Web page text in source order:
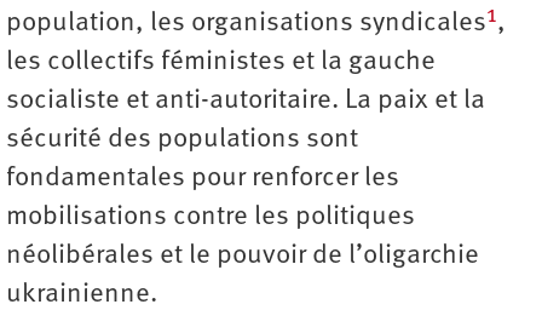
population, les organisations syndicales1,
les collectifs féministes et la gauche
socialiste et anti-autoritaire. La paix et la
sécurité des populations sont
fondamentales pour renforcer les
mobilisations contre les politiques
néolibérales et le pouvoir de l’oligarchie
ukrainienne.